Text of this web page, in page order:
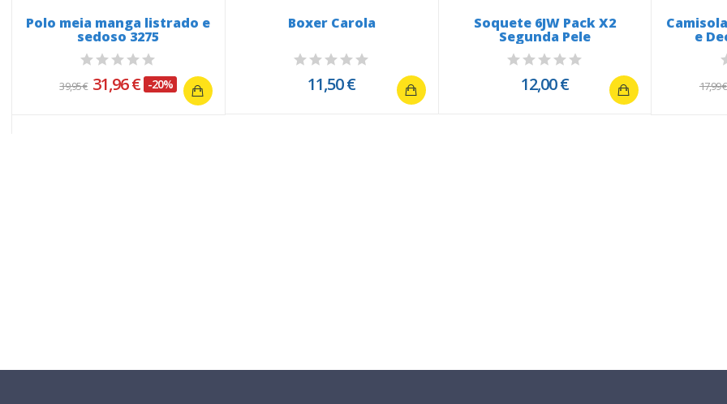
Polo meia manga listrado e
sedoso 3275
39,95 € 31,96 € -20%
Boxer Carola
11,50 €
Soquete 6JW Pack X2
Segunda Pele
12,00 €
e
17,99 €